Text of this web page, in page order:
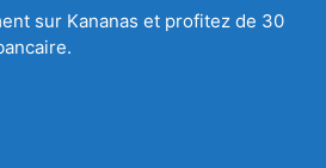
sur Kananas et profitez de 30